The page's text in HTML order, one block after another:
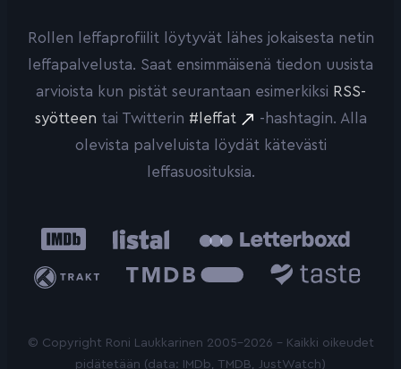
Rollen leffaprofiilit löytyvät lähes jokaisesta netin
leffapalvelusta. Saat ensimmäisenä tiedon uusista
arvioista kun pistät seurantaan esimerkiksi RSS-
syötteen tai Twitterin #leffat
-hashtagin. Alla
olevista palveluista löydät kätevästi
leffasuosituksia.
IMDb Listal
Trakt
Database
© Copyright Roni Laukkarinen 2005-2026 - Kaikki oikeudet
pidätetään (data: IMDb, TMDB, JustWatch)